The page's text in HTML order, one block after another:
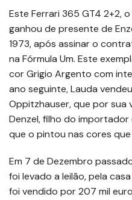
Este Ferrari 365 GT4 2+2,
ganhou de presente de
1973, após assinar o
na Fórmula Um. Este
cor Grigio Argento com
ano seguinte, Lauda
Oppitzhauser, que por sua
Denzel, filho do importador
que o pintou nas cores
Em 7 de Dezembro
foi levado a leilão, pela
foi vendido por 207 mil